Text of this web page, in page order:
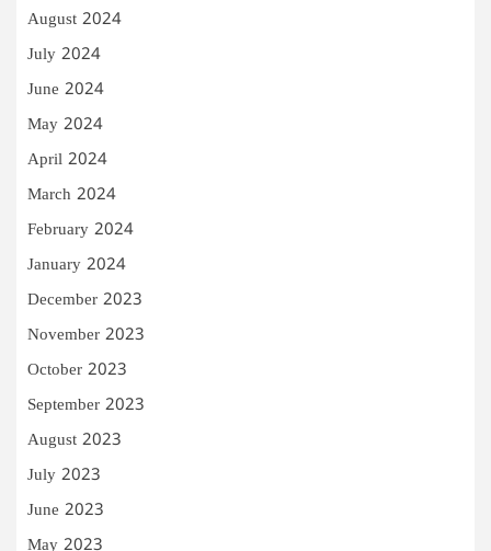
August 2024
July 2024
June 2024
May 2024
April 2024
March 2024
February 2024
January 2024
December 2023
November 2023
October 2023
September 2023
August 2023
July 2023
June 2023
May 2023